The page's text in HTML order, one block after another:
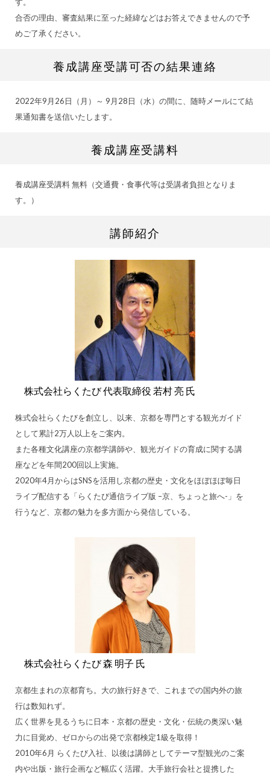
合否の理由、審査結果に至った経緯などはお答えできませんので予
めご了承ください。
養成講座受講可否の結果連絡
2022年9月26日（月）～ 9月28日（水）の間に、随時メールにて結
果通知書を送信いたします。
養成講座受講料
養成講座受講料 無料（交通費・食事代等は受講者負担となりま
す。）
講師紹介
株式会社らくたび 代表取締役 若村 亮 氏
株式会社らくたびを創立し、以来、京都を専門とする観光ガイド
として累計2万人以上をご案内。
また各種文化講座の京都学講師や、観光ガイドの育成に関する講
座などを年間200回以上実施。
2020年4月からはSNSを活用し京都の歴史・文化をほぼほぼ毎日
ライブ配信する「らくたび通信ライブ版 –京、ちょっと旅へ-」を
行うなど、京都の魅力を多方面から発信している。
株式会社らくたび 森 明子 氏
京都生まれの京都育ち。大の旅行好きで、これまでの国内外の旅
行は数知れず。
広く世界を見るうちに日本・京都の歴史・文化・伝統の奥深い魅
力に目覚め、ゼロからの出発で京都検定1級を取得！
2010年6月 らくたび入社、以後は講師としてテーマ型観光のご案
内や出版・旅行企画など幅広く活躍。大手旅行会社と提携した